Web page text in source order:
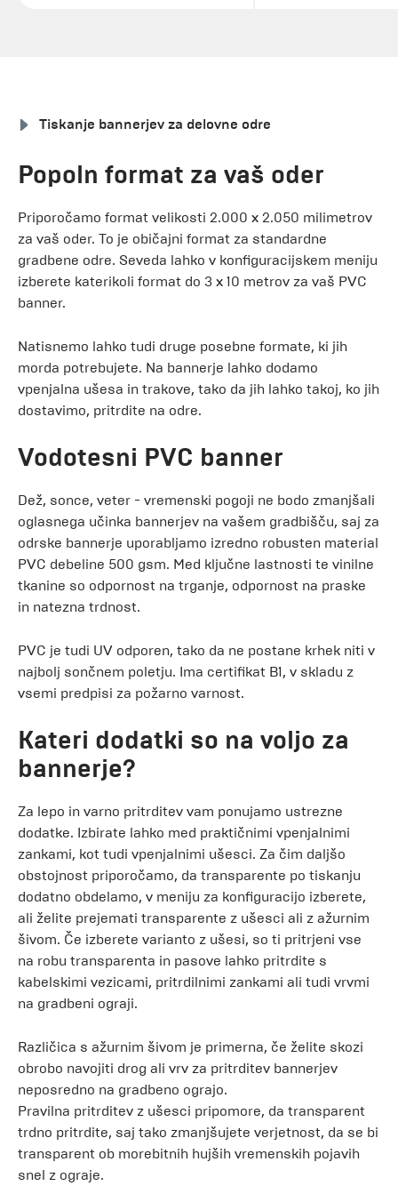
Tiskanje bannerjev za delovne odre
Popoln format za vaš oder
Priporočamo format velikosti 2.000 x 2.050 milimetrov
za vaš oder. To je običajni format za standardne
gradbene odre. Seveda lahko v konfiguracijskem meniju
izberete katerikoli format do 3 x 10 metrov za vaš PVC
banner.
Natisnemo lahko tudi druge posebne formate, ki jih
morda potrebujete. Na bannerje lahko dodamo
vpenjalna ušesa in trakove, tako da jih lahko takoj, ko jih
dostavimo, pritrdite na odre.
Vodotesni PVC banner
Dež, sonce, veter - vremenski pogoji ne bodo zmanjšali
oglasnega učinka bannerjev na vašem gradbišču, saj za
odrske bannerje uporabljamo izredno robusten material
PVC debeline 500 gsm. Med ključne lastnosti te vinilne
tkanine so odpornost na trganje, odpornost na praske
in natezna trdnost.
PVC je tudi UV odporen, tako da ne postane krhek niti v
najbolj sončnem poletju. Ima certifikat B1, v skladu z
vsemi predpisi za požarno varnost.
Kateri dodatki so na voljo za
bannerje?
Za lepo in varno pritrditev vam ponujamo ustrezne
dodatke. Izbirate lahko med praktičnimi vpenjalnimi
zankami, kot tudi vpenjalnimi ušesci. Za čim daljšo
obstojnost priporočamo, da transparente po tiskanju
dodatno obdelamo, v meniju za konfiguracijo izberete,
ali želite prejemati transparente z ušesci ali z ažurnim
šivom. Če izberete varianto z ušesi, so ti pritrjeni vse
na robu transparenta in pasove lahko pritrdite s
kabelskimi vezicami, pritrdilnimi zankami ali tudi vrvmi
na gradbeni ograji.
Različica s ažurnim šivom je primerna, če želite skozi
obrobo navojiti drog ali vrv za pritrditev bannerjev
neposredno na gradbeno ograjo.
Pravilna pritrditev z ušesci pripomore, da transparent
trdno pritrdite, saj tako zmanjšujete verjetnost, da se bi
transparent ob morebitnih hujših vremenskih pojavih
snel z ograje.